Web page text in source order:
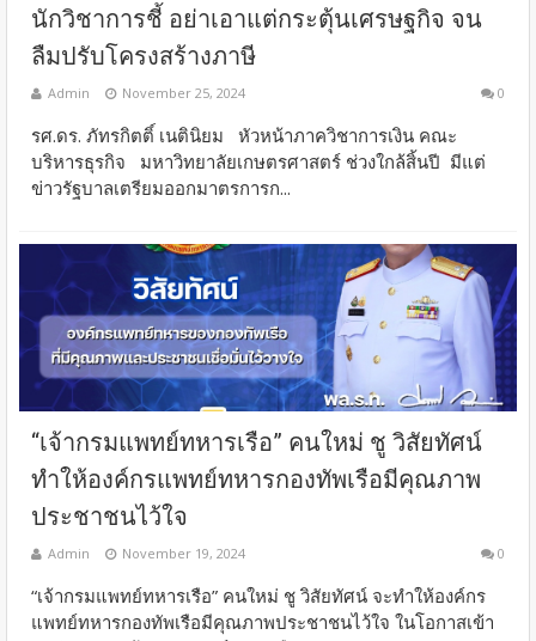
นักวิชาการชี้ อย่าเอาแต่กระตุ้นเศรษฐกิจ จน
ลืมปรับโครงสร้างภาษี
Admin November 25, 2024 0
รศ.ดร. ภัทรกิตติ์ เนตินิยม หัวหน้าภาควิชาการเงิน คณะ
บริหารธุรกิจ มหาวิทยาลัยเกษตรศาสตร์ ช่วงใกล้สิ้นปี มีแต่
ข่าวรัฐบาลเตรียมออกมาตรการก...
“เจ้ากรมแพทย์ทหารเรือ” คนใหม่ ชู วิสัยทัศน์
ทำให้องค์กรแพทย์ทหารกองทัพเรือมีคุณภาพ
ประชาชนไว้ใจ
Admin November 19, 2024 0
“เจ้ากรมแพทย์ทหารเรือ” คนใหม่ ชู วิสัยทัศน์ จะทำให้องค์กร
แพทย์ทหารกองทัพเรือมีคุณภาพประชาชนไว้ใจ ในโอกาสเข้า